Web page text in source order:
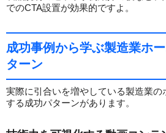
でのCTA設置が効果的ですよ。
成功事例から学ぶ製造業ホ
ターン
実際に引合いを増やしている製造業の
する成功パターンがあります。